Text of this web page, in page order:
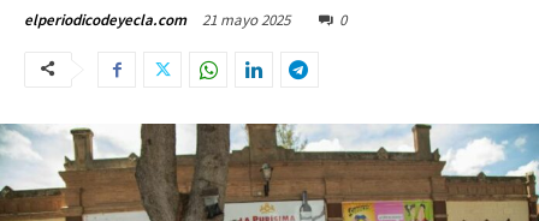
elperiodicodeyecla.com 21 mayo 2025 0